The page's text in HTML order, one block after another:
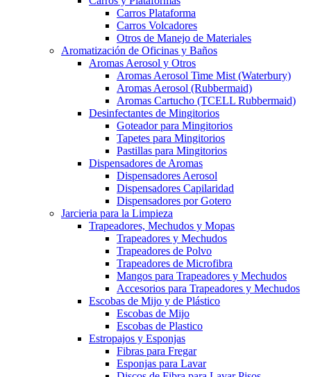
Carros Plataforma
Carros Volcadores
Otros de Manejo de Materiales
Aromatización de Oficinas y Baños
Aromas Aerosol y Otros
Aromas Aerosol Time Mist (Waterbury)
Aromas Aerosol (Rubbermaid)
Aromas Cartucho (TCELL Rubbermaid)
Desinfectantes de Mingitorios
Goteador para Mingitorios
Tapetes para Mingitorios
Pastillas para Mingitorios
Dispensadores de Aromas
Dispensadores Aerosol
Dispensadores Capilaridad
Dispensadores por Gotero
Jarcieria para la Limpieza
Trapeadores, Mechudos y Mopas
Trapeadores y Mechudos
Trapeadores de Polvo
Trapeadores de Microfibra
Mangos para Trapeadores y Mechudos
Accesorios para Trapeadores y Mechudos
Escobas de Mijo y de Plástico
Escobas de Mijo
Escobas de Plastico
Estropajos y Esponjas
Fibras para Fregar
Esponjas para Lavar